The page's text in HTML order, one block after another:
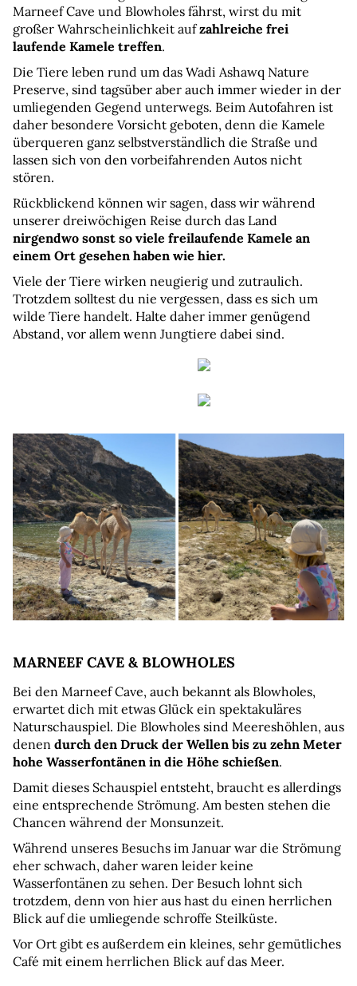
Marneef Cave und Blowholes fährst, wirst du mit
großer Wahrscheinlichkeit auf zahlreiche frei
laufende Kamele treffen.
Die Tiere leben rund um das Wadi Ashawq Nature
Preserve, sind tagsüber aber auch immer wieder in der
umliegenden Gegend unterwegs. Beim Autofahren ist
daher besondere Vorsicht geboten, denn die Kamele
überqueren ganz selbstverständlich die Straße und
lassen sich von den vorbeifahrenden Autos nicht
stören.
Rückblickend können wir sagen, dass wir während
nirgendwo sonst so viele freilaufende Kamele an
einem Ort gesehen haben wie hier.
Viele der Tiere wirken neugierig und zutraulich.
Trotzdem solltest du nie vergessen, dass es sich um
wilde Tiere handelt. Halte daher immer genügend
Abstand, vor allem wenn Jungtiere dabei sind.
MARNEEF CAVE & BLOWHOLES
Bei den Marneef Cave, auch bekannt als Blowholes,
erwartet dich mit etwas Glück ein spektakuläres
Naturschauspiel. Die Blowholes sind Meereshöhlen, aus
denen durch den Druck der Wellen bis zu zehn Meter
hohe Wasserfontänen in die Höhe schießen.
Damit dieses Schauspiel entsteht, braucht es allerdings
eine entsprechende Strömung. Am besten stehen die
Chancen während der Monsunzeit.
Während unseres Besuchs im Januar war die Strömung
eher schwach, daher waren leider keine
Wasserfontänen zu sehen. Der Besuch lohnt sich
trotzdem, denn von hier aus hast du einen herrlichen
Blick auf die umliegende schroffe Steilküste.
Vor Ort gibt es außerdem ein kleines, sehr gemütliches
Café mit einem herrlichen Blick auf das Meer.